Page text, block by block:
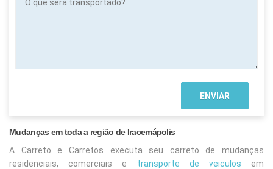
que
Mudanças em toda a região de Iracemápolis
A Carreto e Carretos executa seu carreto de mudanças
residenciais, comerciais e transporte de veiculos em